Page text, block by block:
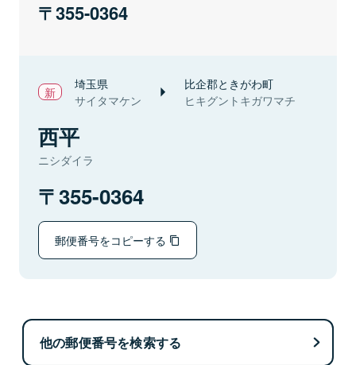
355-0364
埼玉県
サイタマケン
比企郡ときがわ町
ヒキグントキガワマチ
西平
ニシダイラ
355-0364
郵便番号をコピーする
他の郵便番号を検索する